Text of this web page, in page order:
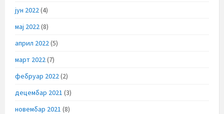
јун 2022(4)
мај 2022(8)
април 2022(5)
март 2022(7)
фебруар 2022(2)
децембар 2021 (3)
новембар 2021 (8)